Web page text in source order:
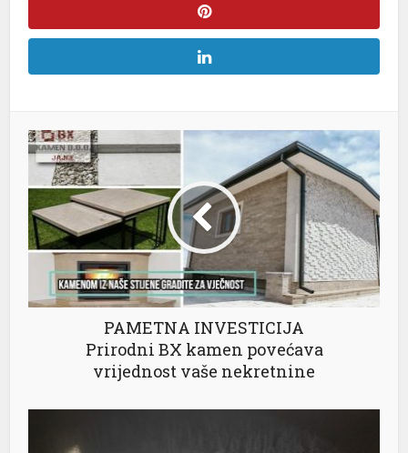
PAMETNA INVESTICIJA
Prirodni BX kamen povećava
vrijednost vaše nekretnine